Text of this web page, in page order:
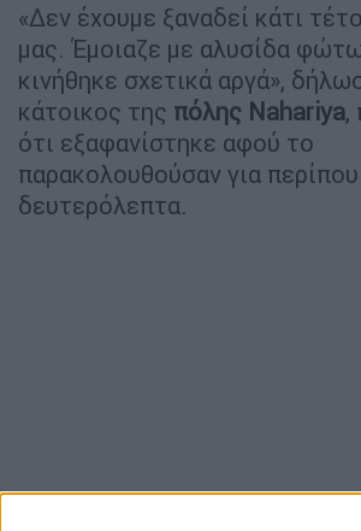
«Δεν έχουμε ξαναδεί κάτι
μας. Έμοιαζε με αλυσίδα
κινήθηκε σχετικά αργά»,
κάτοικος της πόλης Nahariya,
ότι εξαφανίστηκε αφού το
παρακολουθούσαν για
δευτερόλεπτα.